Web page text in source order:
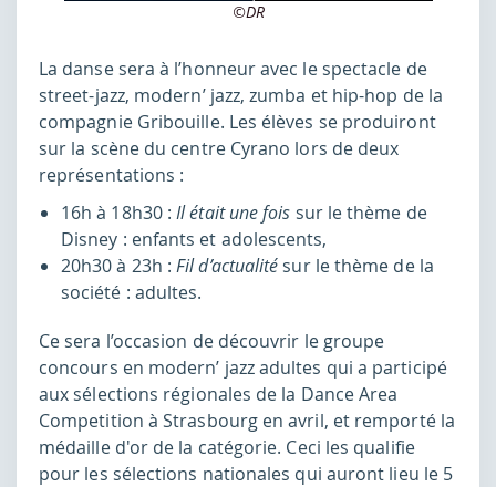
©DR
La danse sera à l’honneur avec le spectacle de
street-jazz, modern’ jazz, zumba et hip-hop de la
compagnie Gribouille. Les élèves se produiront
sur la scène du centre Cyrano lors de deux
représentations :
16h à 18h30 :Il était une fois sur le thème de
Disney : enfants et adolescents,
20h30 à 23h :Fil d’actualité sur le thème de la
société : adultes.
Ce sera l’occasion de découvrir le groupe
concours en modern’ jazz adultes qui a participé
aux sélections régionales de la Dance Area
Competition à Strasbourg en avril, et remporté la
médaille d'or de la catégorie. Ceci les qualifie
pour les sélections nationales qui auront lieu le 5